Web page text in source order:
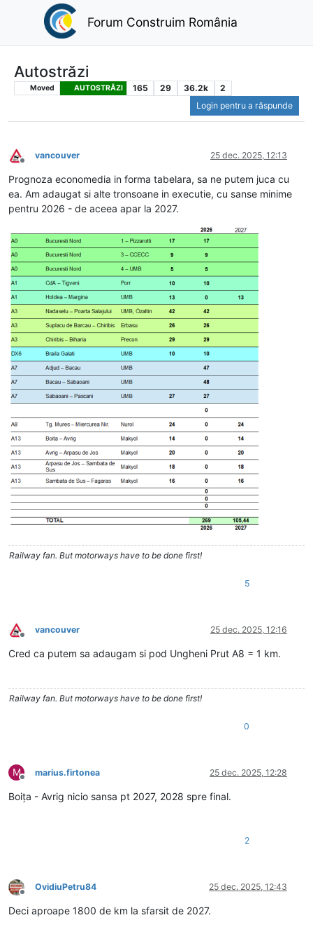
Forum Construim România
Autostrăzi
Moved AUTOSTRĂZI 165 29 36.2k
2
Login pentru a răspunde
Deconectat
vancouver 25 dec. 2025, 12:13
Prognoza economedia in forma tabelara, sa ne putem juca cu
ea. Am adaugat si alte tronsoane in executie, cu sanse minime
pentru 2026 - de aceea apar la 2027.
Railway fan. But motorways have to be done first!
5
Deconectat
vancouver 25 dec. 2025, 12:16
Cred ca putem sa adaugam si pod Ungheni Prut A8 = 1 km.
Railway fan. But motorways have to be done first!
0
M
Deconectat
marius.firtonea 25 dec. 2025, 12:28
Boița - Avrig nicio sansa pt 2027, 2028 spre final.
2
Deconectat
OvidiuPetru84 25 dec. 2025, 12:43
Deci aproape 1800 de km la sfarsit de 2027.